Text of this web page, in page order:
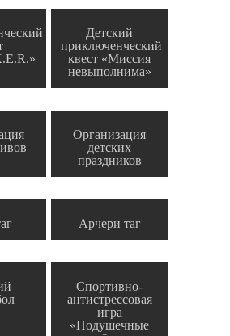
Детский
приключенческий
квест «Миссия
невыполнима»
Организация
детских
праздников
Арчери таг
Спортивно-
антистрессовая
игра
«Подушечные